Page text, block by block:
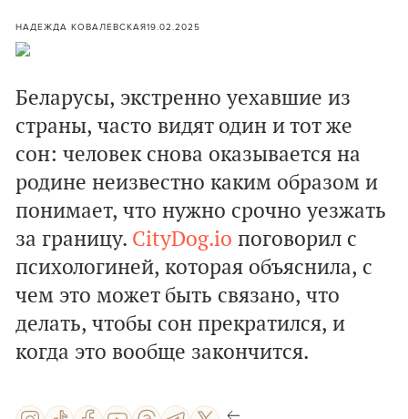
НАДЕЖДА КОВАЛЕВСКАЯ19.02.2025
Беларусы, экстренно уехавшие из
страны, часто видят один и тот же
сон: человек снова оказывается на
родине неизвестно каким образом и
понимает, что нужно срочно уезжать
за границу. CityDog.io поговорил с
психологиней, которая объяснила, с
чем это может быть связано, что
делать, чтобы сон прекратился, и
когда это вообще закончится.